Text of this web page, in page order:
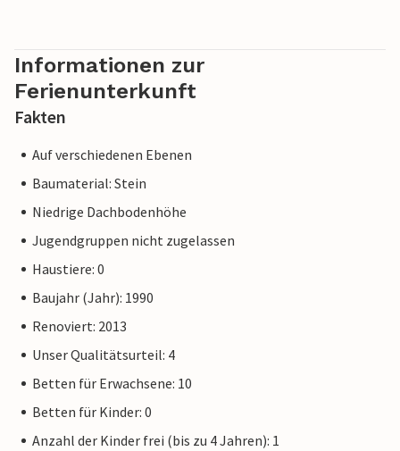
Informationen zur
Ferienunterkunft
Fakten
Auf verschiedenen Ebenen
Baumaterial: Stein
Niedrige Dachbodenhöhe
Jugendgruppen nicht zugelassen
Haustiere: 0
Baujahr (Jahr): 1990
Renoviert: 2013
Unser Qualitätsurteil: 4
Betten für Erwachsene: 10
Betten für Kinder: 0
Anzahl der Kinder frei (bis zu 4 Jahren): 1